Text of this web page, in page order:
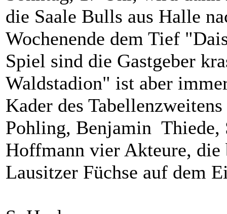
die Saale Bulls aus Halle
Wochenende dem Tief
Spiel sind die Gastgeber
Waldstadion" ist aber
Kader des
Pohling, Benjamin Thiede,
Hoffmann vier Akteure,
Lausitzer Füchse auf dem